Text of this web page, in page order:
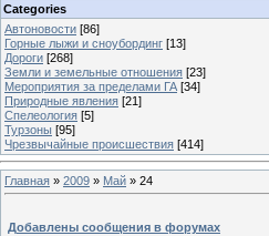
Categories
Автоновости [86]
Горные лыжи и сноубординг [13]
Дороги [268]
Земли и земельные отношения [23]
Мероприятия за пределами ГА [34]
Природные явления [21]
Спелеология [5]
Турзоны [95]
Чрезвычайные происшествия [414]
Главная » 2009 » Май » 24
Добавлены сообщения в форумах